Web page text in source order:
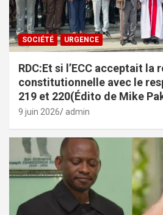
SOCIÉTÉ URGENCE
RDC:Et si l’ECC acceptait la
constitutionnelle avec le
219 et 220(Édito de Mike
9 juin 2026 admin